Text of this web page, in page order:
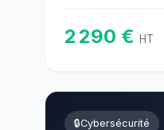
2 290 € HT
🔒Cybersécurité